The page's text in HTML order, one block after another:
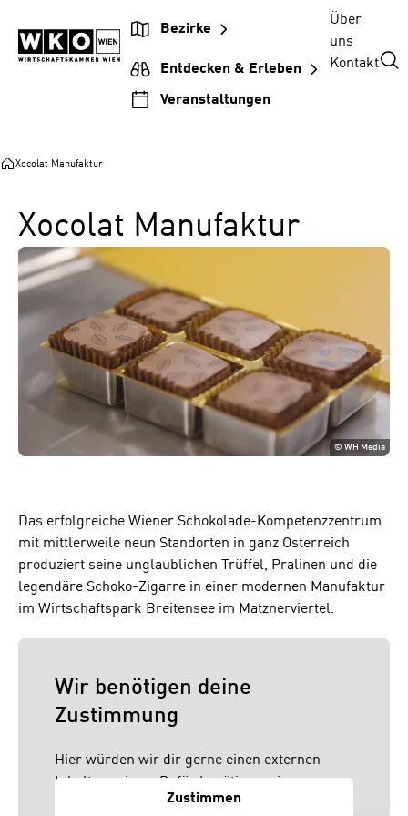
Inhalt
springen
Hauptnavigation
springen
Footer
springen
Bezirke
Entdecken & Erleben
Veranstaltungen
Über
uns
Kontakt
Xocolat Manufaktur
Xocolat Manufaktur
©WH Media
Das erfolgreiche Wiener Schokolade-Kompetenzzentrum
mit mittlerweile neun Standorten in ganz Österreich
produziert seine unglaublichen Trüffel, Pralinen und die
legendäre Schoko-Zigarre in einer modernen Manufaktur
im Wirtschaftspark Breitensee im Matznerviertel.
Wir benötigen deine
Zustimmung
Hier würden wir dir gerne einen externen
Inhalt anzeigen. Dafür benötigen wir
allerdings deine Zustimmung, da dein
Zustimmen